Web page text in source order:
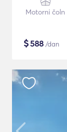
Motorni čoln
$588 /dan